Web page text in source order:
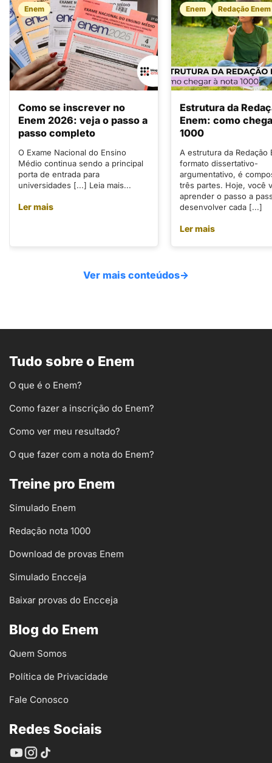
Enem
Como se inscrever no
Enem 2026: veja o passo a
passo completo
O Exame Nacional do Ensino
Médio continua sendo a principal
porta de entrada para
universidades [...] Leia mais...
Ler mais
Enem Redação Enem
Estrutura da
Enem: como
1000
A estrutura da Redação
formato dissertativo-
argumentativo, é
três partes. Hoje, você
aprender o passo a
desenvolver cada [...]
Ler mais
Ver mais conteúdos→
Tudo sobre o Enem
O que é o Enem?
Como fazer a inscrição do Enem?
Como ver meu resultado?
O que fazer com a nota do Enem?
Treine pro Enem
Simulado Enem
Redação nota 1000
Download de provas Enem
Simulado Encceja
Baixar provas do Encceja
Blog do Enem
Quem Somos
Política de Privacidade
Fale Conosco
Redes Sociais